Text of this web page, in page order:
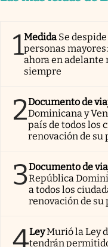
1Medida Se
personas
ahora en adelante
siempre
2Documento de
Dominicana y
país de todos los
renovación de su
3Documento de
República
a todos los
renovación de su
4LeyMurió la Ley
tendrán